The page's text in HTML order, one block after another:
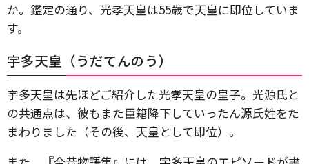
か。鑑定の通り、光孝天皇は55歳で天皇に即位していま
す。
宇多天皇（うだてんのう）
宇多天皇は先ほどご紹介した光孝天皇の皇子。光源氏と
の共通点は、彼もまた臣籍降下していったん源氏姓をた
まわりました（その後、天皇として即位）。